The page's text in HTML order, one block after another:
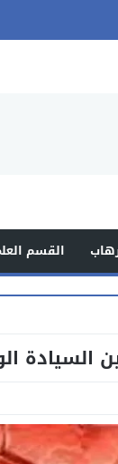
القسم
السيادة